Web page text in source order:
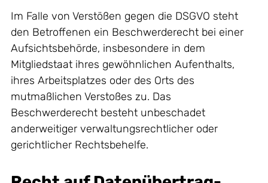
Im Falle von Verstößen gegen die DSGVO steht
den Betroffenen ein Beschwerderecht bei einer
Aufsichtsbehörde, insbesondere in dem
Mitgliedstaat ihres gewöhnlichen Aufenthalts,
ihres Arbeitsplatzes oder des Orts des
mutmaßlichen Verstoßes zu. Das
Beschwerderecht besteht unbeschadet
anderweitiger verwaltungsrechtlicher oder
gerichtlicher Rechtsbehelfe.